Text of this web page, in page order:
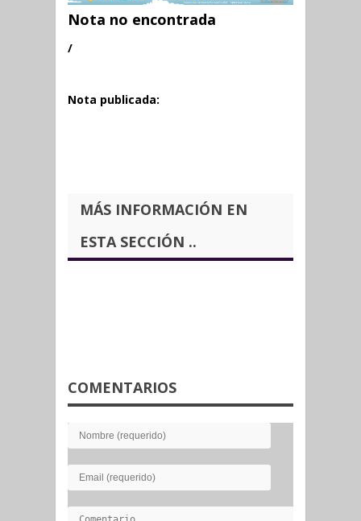
Nota no encontrada
/
Nota publicada:
MÁS INFORMACIÓN EN
ESTA SECCIÓN ..
COMENTARIOS